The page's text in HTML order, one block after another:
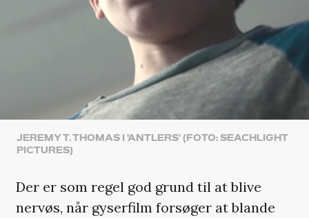
JEREMY T. THOMAS I 'ANTLERS' (FOTO: SEACHLIGHT
PICTURES)
Der er som regel god grund til at blive
nervøs, når gyserfilm forsøger at blande